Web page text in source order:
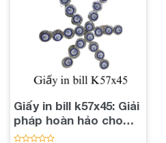
wishlist
Giấy in bill k57x45: Giải
pháp hoàn hảo cho
hóa đơn và ghi chú